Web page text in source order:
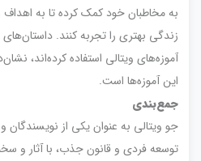
به مخاطبان خود کمک کرده تا به
زندگی بهتری را تجربه کنند.
آموزه‌های ویتالی استفاده کرده‌اند،
این آموزه‌ها است.
جمع‌بندی
جو ویتالی به عنوان یکی از نویسندگان
توسعه فردی و قانون جذب، با آثار و